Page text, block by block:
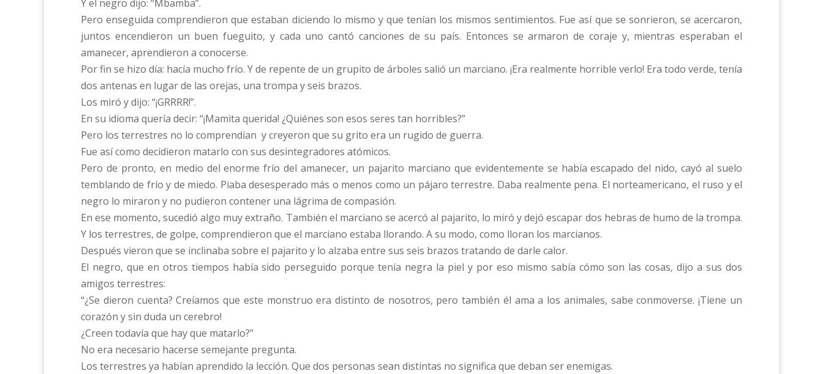
Y el negro dijo: “Mbamba”.
Pero enseguida comprendieron que estaban diciendo lo mismo y que tenían los mismos sentimientos. Fue así que se sonrieron, se acercaron,
juntos encendieron un buen fueguito, y cada uno cantó canciones de su país. Entonces se armaron de coraje y, mientras esperaban el
amanecer, aprendieron a conocerse.
Por fin se hizo día: hacía mucho frío. Y de repente de un grupito de árboles salió un marciano. ¡Era realmente horrible verlo! Era todo verde, tenía
dos antenas en lugar de las orejas, una trompa y seis brazos.
Los miró y dijo: “¡GRRRR!”.
En su idioma quería decir: “¡Mamita querida! ¿Quiénes son esos seres tan horribles?”
Pero los terrestres no lo comprendían y creyeron que su grito era un rugido de guerra.
Fue así como decidieron matarlo con sus desintegradores atómicos.
Pero de pronto, en medio del enorme frío del amanecer, un pajarito marciano que evidentemente se había escapado del nido, cayó al suelo
temblando de frío y de miedo. Piaba desesperado más o menos como un pájaro terrestre. Daba realmente pena. El norteamericano, el ruso y el
negro lo miraron y no pudieron contener una lágrima de compasión.
En ese momento, sucedió algo muy extraño. También el marciano se acercó al pajarito, lo miró y dejó escapar dos hebras de humo de la trompa.
Y los terrestres, de golpe, comprendieron que el marciano estaba llorando. A su modo, como lloran los marcianos.
Después vieron que se inclinaba sobre el pajarito y lo alzaba entre sus seis brazos tratando de darle calor.
El negro, que en otros tiempos había sido perseguido porque tenía negra la piel y por eso mismo sabía cómo son las cosas, dijo a sus dos
amigos terrestres:
“¿Se dieron cuenta? Creíamos que este monstruo era distinto de nosotros, pero también él ama a los animales, sabe conmoverse. ¡Tiene un
corazón y sin duda un cerebro!
¿Creen todavía que hay que matarlo?”
No era necesario hacerse semejante pregunta.
Los terrestres ya habían aprendido la lección. Que dos personas sean distintas no significa que deban ser enemigas.